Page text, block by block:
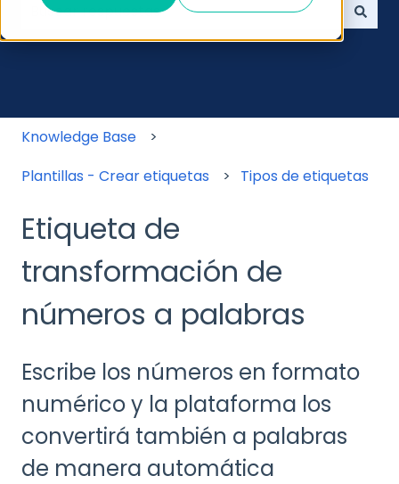
No hay sugerencias porque el campo de
Knowledge Base
Plantillas - Crear etiquetas
Tipos de etiquetas
Etiqueta de
transformación de
números a palabras
Escribe los números en formato
numérico y la plataforma los
convertirá también a palabras
de manera automática